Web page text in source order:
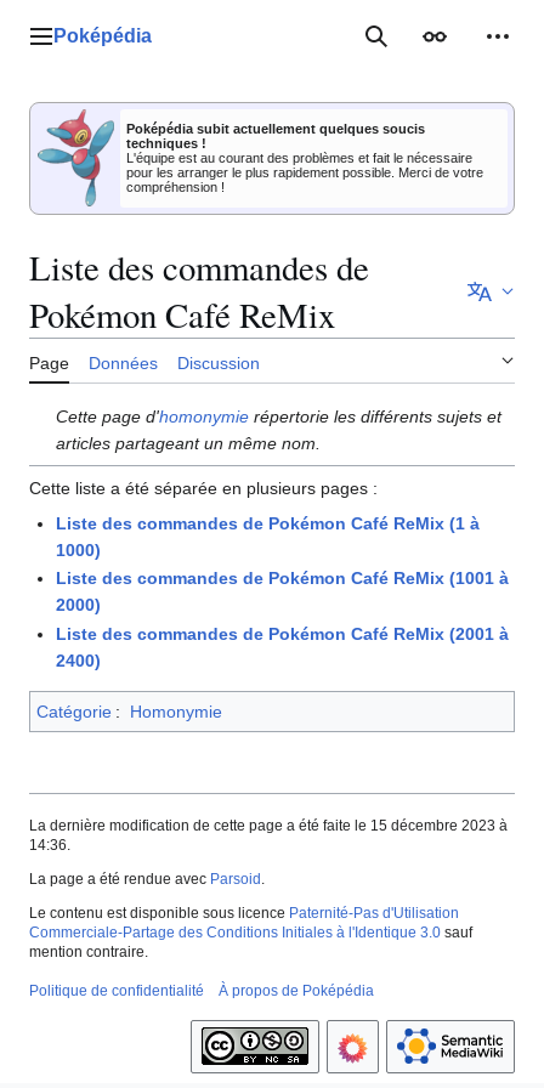
Menu principal
Poképédia RechercherApparence
Poképédia subit actuellement quelques soucis
techniques !
L'équipe est au courant des problèmes et fait le nécessaire
pour les arranger le plus rapidement possible. Merci de votre
compréhension !
Liste des commandes de
Pokémon Café ReMix
Page Données Discussion
Cette page d'homonymie répertorie les différents sujets et
articles partageant un même nom.
Cette liste a été séparée en plusieurs pages :
Liste des commandes de Pokémon Café ReMix (1 à
1000)
Liste des commandes de Pokémon Café ReMix (1001 à
2000)
Liste des commandes de Pokémon Café ReMix (2001 à
2400)
Catégorie : Homonymie
La dernière modification de cette page a été faite le 15 décembre 2023 à
14:36.
La page a été rendue avec Parsoid
Le contenu est disponible sous licence Paternité-Pas d'Utilisation
Commerciale-Partage des Conditions Initiales à l'Identique 3.0 sauf
mention contraire.
Politique de confidentialité À propos de Poképédia